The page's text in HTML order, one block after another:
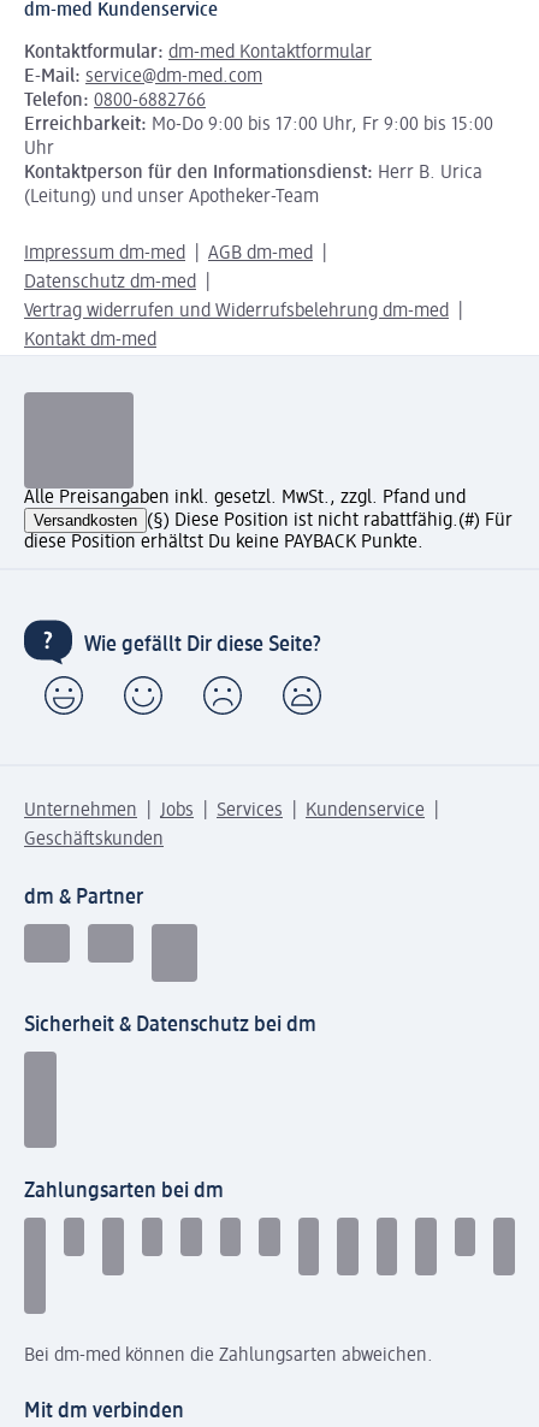
dm-med Kundenservice
Kontaktformular: dm-med Kontaktformular
E-Mail: service@dm-med.com
Telefon: 0800-6882766
Erreichbarkeit: Mo-Do 9:00 bis 17:00 Uhr, Fr 9:00 bis 15:00
Uhr
Kontaktperson für den Informationsdienst: Herr B. Urica
(Leitung) und unser Apotheker-Team
Impressum dm-med
AGB dm-med
Datenschutz dm-med
Vertrag widerrufen und Widerrufsbelehrung dm-med
Kontakt dm-med
Alle Preisangaben inkl. gesetzl. MwSt., zzgl. Pfand und
Versandkosten (§) Diese Position ist nicht rabattfähig.(#) Für
diese Position erhältst Du keine PAYBACK Punkte.
Wie gefällt Dir diese Seite?
Unternehmen Jobs Services
Kundenservice
Geschäftskunden
dm & Partner
Sicherheit & Datenschutz bei dm
Zahlungsarten bei dm
Bei dm-med können die Zahlungsarten abweichen.
Mit dm verbinden